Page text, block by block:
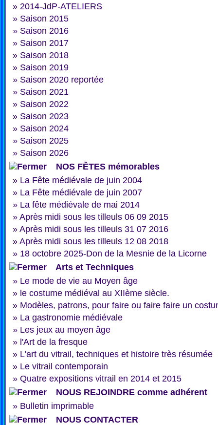
» 2014-JdP-ATELIERS
» Saison 2015
» Saison 2016
» Saison 2017
» Saison 2018
» Saison 2019
» Saison 2020 reportée
» Saison 2021
» Saison 2022
» Saison 2023
» Saison 2024
» Saison 2025
» Saison 2026
NOS FÊTES mémorables
» La Fête médiévale de juin 2004
» La Fête médiévale de juin 2007
» La fête médiévale de mai 2014
» Après midi sous les tilleuls 06 09 2015
» Après midi sous les tilleuls 31 07 2016
» Après midi sous les tilleuls 12 08 2018
» 18 octobre 2025-Don de la Mesnie de la Licorne
Arts et Techniques
» Le mode de vie au Moyen âge
» le costume médiéval au XIIème siècle.
» Modèles, patrons, pour faire ou faire faire un
» La gastronomie médiévale
» Les jeux au moyen âge
» l'Art de la fresque
» L'art du vitrail, techniques et histoire très résumée
» Le vitrail contemporain
» Quatre expositions vitrail en 2014 et 2015
NOUS REJOINDRE comme adhérent
» Bulletin imprimable
NOUS CONTACTER